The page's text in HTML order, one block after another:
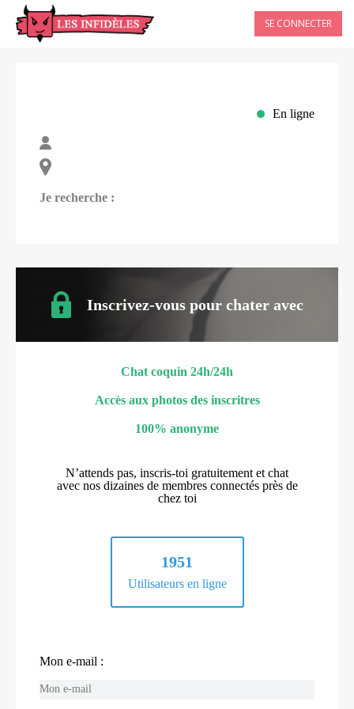
SE CONNECTER
En ligne
Je recherche :
Inscrivez-vous pour chater avec
Chat coquin 24h/24h
Accès aux photos des inscritres
100% anonyme
N’attends pas, inscris-toi gratuitement et chat
avec nos dizaines de membres connectés près de
chez toi
1951
Utilisateurs en ligne
Mon e-mail :